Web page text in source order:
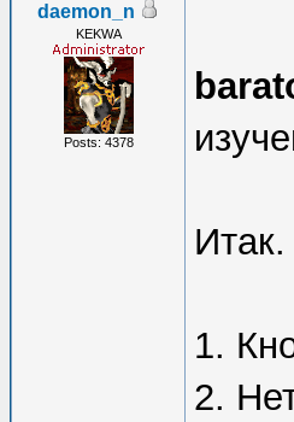
daemon_n
KEKWA
Posts: 4378
1.
2.